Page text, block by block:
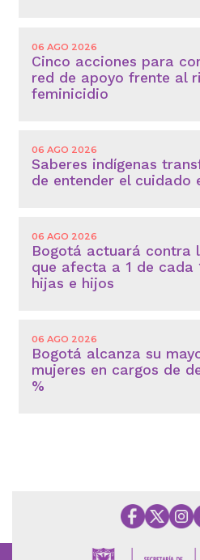
06 AGO 2026
Cinco acciones para
red de apoyo frente al
feminicidio
06 AGO 2026
Saberes indígenas
de entender el cuidado
06 AGO 2026
Bogotá actuará contra
que afecta a 1 de cada
hijas e hijos
06 AGO 2026
Bogotá alcanza su
mujeres en cargos de
%